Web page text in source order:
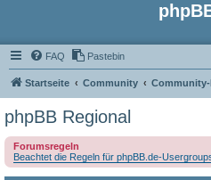
FAQ Pastebin
Startseite Community Community-
phpBB Regional
Forumsregeln
Beachtet die Regeln für phpBB.de-